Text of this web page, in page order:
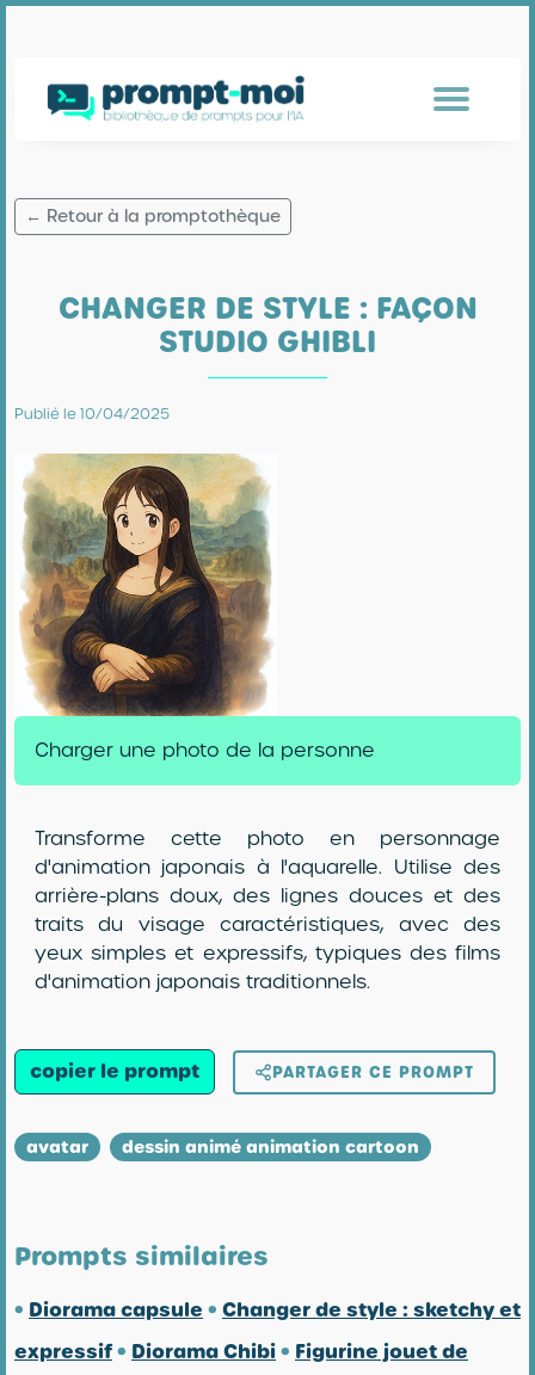
← Retour à la promptothèque
CHANGER DE STYLE : FAÇON
STUDIO GHIBLI
Publié le 10/04/2025
Charger une photo de la personne
Transforme cette photo en personnage
d'animation japonais à l'aquarelle. Utilise des
arrière-plans doux, des lignes douces et des
traits du visage caractéristiques, avec des
yeux simples et expressifs, typiques des films
d'animation japonais traditionnels.
copier le prompt PARTAGER CE PROMPT
avatar dessin animé animation cartoon
Prompts similaires
• Diorama capsule • Changer de style : sketchy et
expressif• Diorama Chibi• Figurine jouet de